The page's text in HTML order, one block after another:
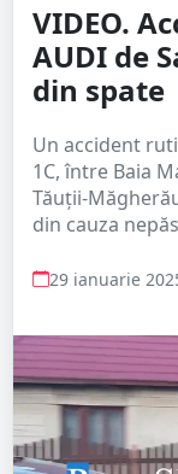
VIDEO.
AUDI de
din spate
Un accident
1C, între Baia
Tăuții-
din cauza
29 ianuarie